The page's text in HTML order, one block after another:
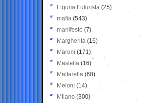
Liguria Futurista (25)
mafia (543)
manifesto (7)
Margherita (16)
Maroni (171)
Mastella (16)
Mattarella (60)
Meloni (14)
Milano (300)